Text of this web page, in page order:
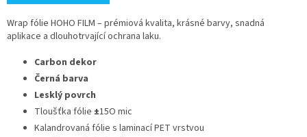
Wrap fólie HOHO FILM – prémiová kvalita, krásné barvy, snadná
aplikace a dlouhotrvající ochrana laku.
Carbon dekor
Černá barva
Lesklý povrch
Tloušťka fólie ±15O mic
Kalandrovaná fólie s laminací PET vrstvou